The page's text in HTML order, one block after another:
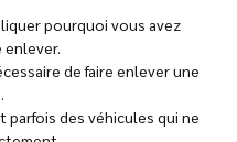
pourquoi vous avez
enlever.
de faire enlever une
parfois des véhicules qui ne